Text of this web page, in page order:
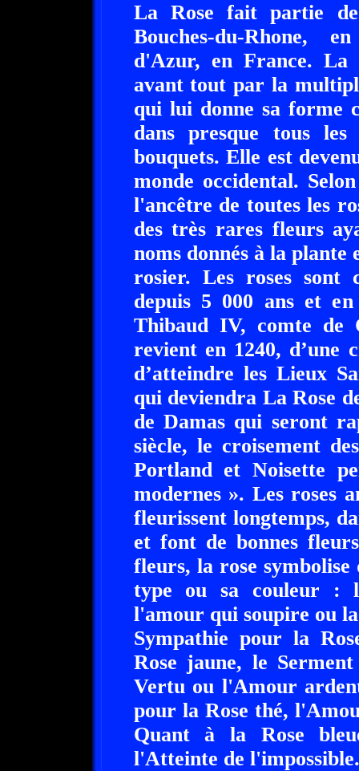
La Rose fait partie
Bouches-du-Rhone,
d'Azur, en France. La
avant tout par la
qui lui donne sa forme
dans presque tous
bouquets. Elle est
monde occidental.
l'ancêtre de toutes les
des très rares fleurs
noms donnés à la
rosier. Les roses sont
depuis 5 000 ans et
Thibaud IV, comte de
revient en 1240, d’une
d’atteindre les Lieux
qui deviendra La Rose
de Damas qui seront
siècle, le croisement
Portland et Noisette
modernes ». Les roses
fleurissent longtemps,
et font de bonnes
fleurs, la rose
type ou sa couleur :
l'amour qui soupire ou la
Sympathie pour la
Rose jaune, le
Vertu ou l'Amour
pour la Rose thé,
Quant à la Rose
l'Atteinte de l'impossible.